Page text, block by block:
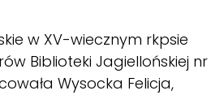
w XV-wiecznym rkpsie
Biblioteki Jagiellońskiej nr
Wysocka Felicja,